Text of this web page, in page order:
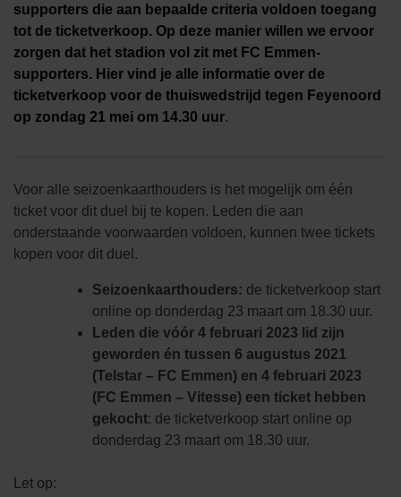
supporters die aan bepaalde criteria voldoen toegang
tot de ticketverkoop. Op deze manier willen we ervoor
zorgen dat het stadion vol zit met FC Emmen-
supporters. Hier vind je alle informatie over de
ticketverkoop voor de thuiswedstrijd tegen Feyenoord
op zondag 21 mei om 14.30 uur.
Voor alle seizoenkaarthouders is het mogelijk om één
ticket voor dit duel bij te kopen. Leden die aan
onderstaande voorwaarden voldoen, kunnen twee tickets
kopen voor dit duel.
Seizoenkaarthouders: de ticketverkoop start
online op donderdag 23 maart om 18.30 uur.
Leden die vóór 4 februari 2023 lid zijn
geworden én tussen 6 augustus 2021
(Telstar – FC Emmen) en 4 februari 2023
(FC Emmen – Vitesse) een ticket hebben
gekocht: de ticketverkoop start online op
donderdag 23 maart om 18.30 uur.
Let op: